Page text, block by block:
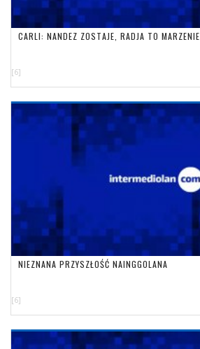
CARLI: NANDEZ ZOSTAJE, RADJA TO MARZENIE
[6]
NIEZNANA PRZYSZŁOŚĆ NAINGGOLANA
[6]